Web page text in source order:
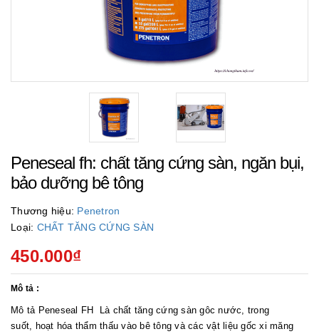
Peneseal fh: chất tăng cứng sàn, ngăn bụi,
bảo dưỡng bê tông
Thương hiệu: Penetron
Loại: CHẤT TĂNG CỨNG SÀN
450.000₫
Mô tả :
Mô tả Peneseal FH Là chất tăng cứng sàn gôc nước, trong
suốt, hoạt hóa thẩm thấu vào bê tông và các vật liệu gốc xi măng